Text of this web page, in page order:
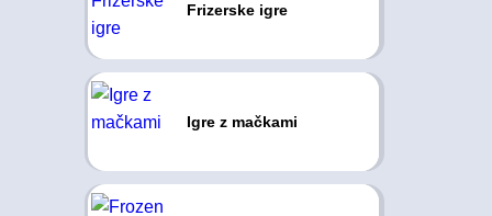
Frizerske igre
Igre z mačkami